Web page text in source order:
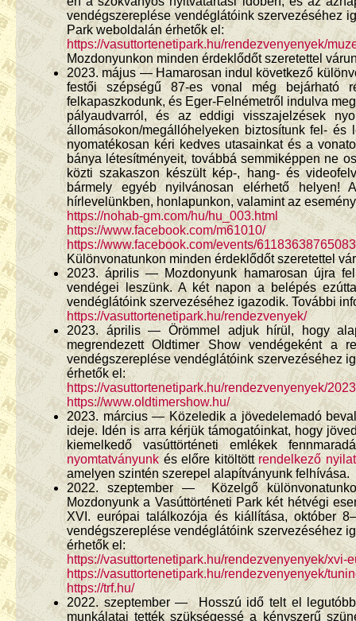
vendégszereplése vendéglátóink szervezéséhez
Park weboldalán érhetők el:
https://vasuttortenetipark.hu/rendezvenyenyek/
Mozdonyunkon minden érdeklődőt szeretettel
2023. május — Hamarosan indul következő
festői szépségű 87-es vonal még bejárható
felkapaszkodunk, és Eger-Felnémetről indulva
pályaudvarról, és az eddigi visszajelzések
állomásokon/megállóhelyeken biztosítunk fel-
nyomatékosan kéri kedves utasainkat és a
bánya létesítményeit, továbbá semmiképpen ne
közti szakaszon készült kép-, hang- és
bármely egyéb nyilvánosan elérhető helyen!
hírlevelünkben, honlapunkon, valamint az
https://nohab-gm.com/hu/hu_003.html
https://www.facebook.com/m61010/
https://www.facebook.com/events/
Különvonatunkon minden érdeklődőt szeretettel
2023. április — Mozdonyunk hamarosan újra
vendégei leszünk. A két napon a belépés
vendéglátóink szervezéséhez igazodik. További
https://vasuttortenetipark.hu/rendezvenyek/
2023. április — Örömmel adjuk hírül, hogy
megrendezett Oldtimer Show vendégeként a
vendégszereplése vendéglátóink szervezéséhez
érhetők el:
https://vasuttortenetipark.hu/rendezvenyenyek/
https://www.oldtimershow.hu/
2023. március — Közeledik a jövedelemadó
ideje. Idén is arra kérjük támogatóinkat, hogy
kiemelkedő vasúttörténeti emlékek
nyomtatványunkés előre kitöltöttrendelkező
amelyen szintén szerepel alapítványunk felhívása.
2022. szeptember — Közelgő
Mozdonyunk a Vasúttörténeti Park két hétvégi
XVI. európai találkozója és kiállítása, október
vendégszereplése vendéglátóink szervezéséhez
érhetők el:
https://vasuttortenetipark.hu/rendezvenyenyek/
https://vasuttortenetipark.hu/rendezvenyenyek/
https://trf.hu/
2022. szeptember — Hosszú idő telt el
munkálatai tették szükségessé a kényszerű